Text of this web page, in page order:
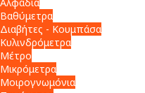
Βαθύμετρα
Διαβήτες - Κουμπάσα
Κυλινδρόμετρα
Μέτρο
Μικρόμετρα
Μοιρογνωμόνια